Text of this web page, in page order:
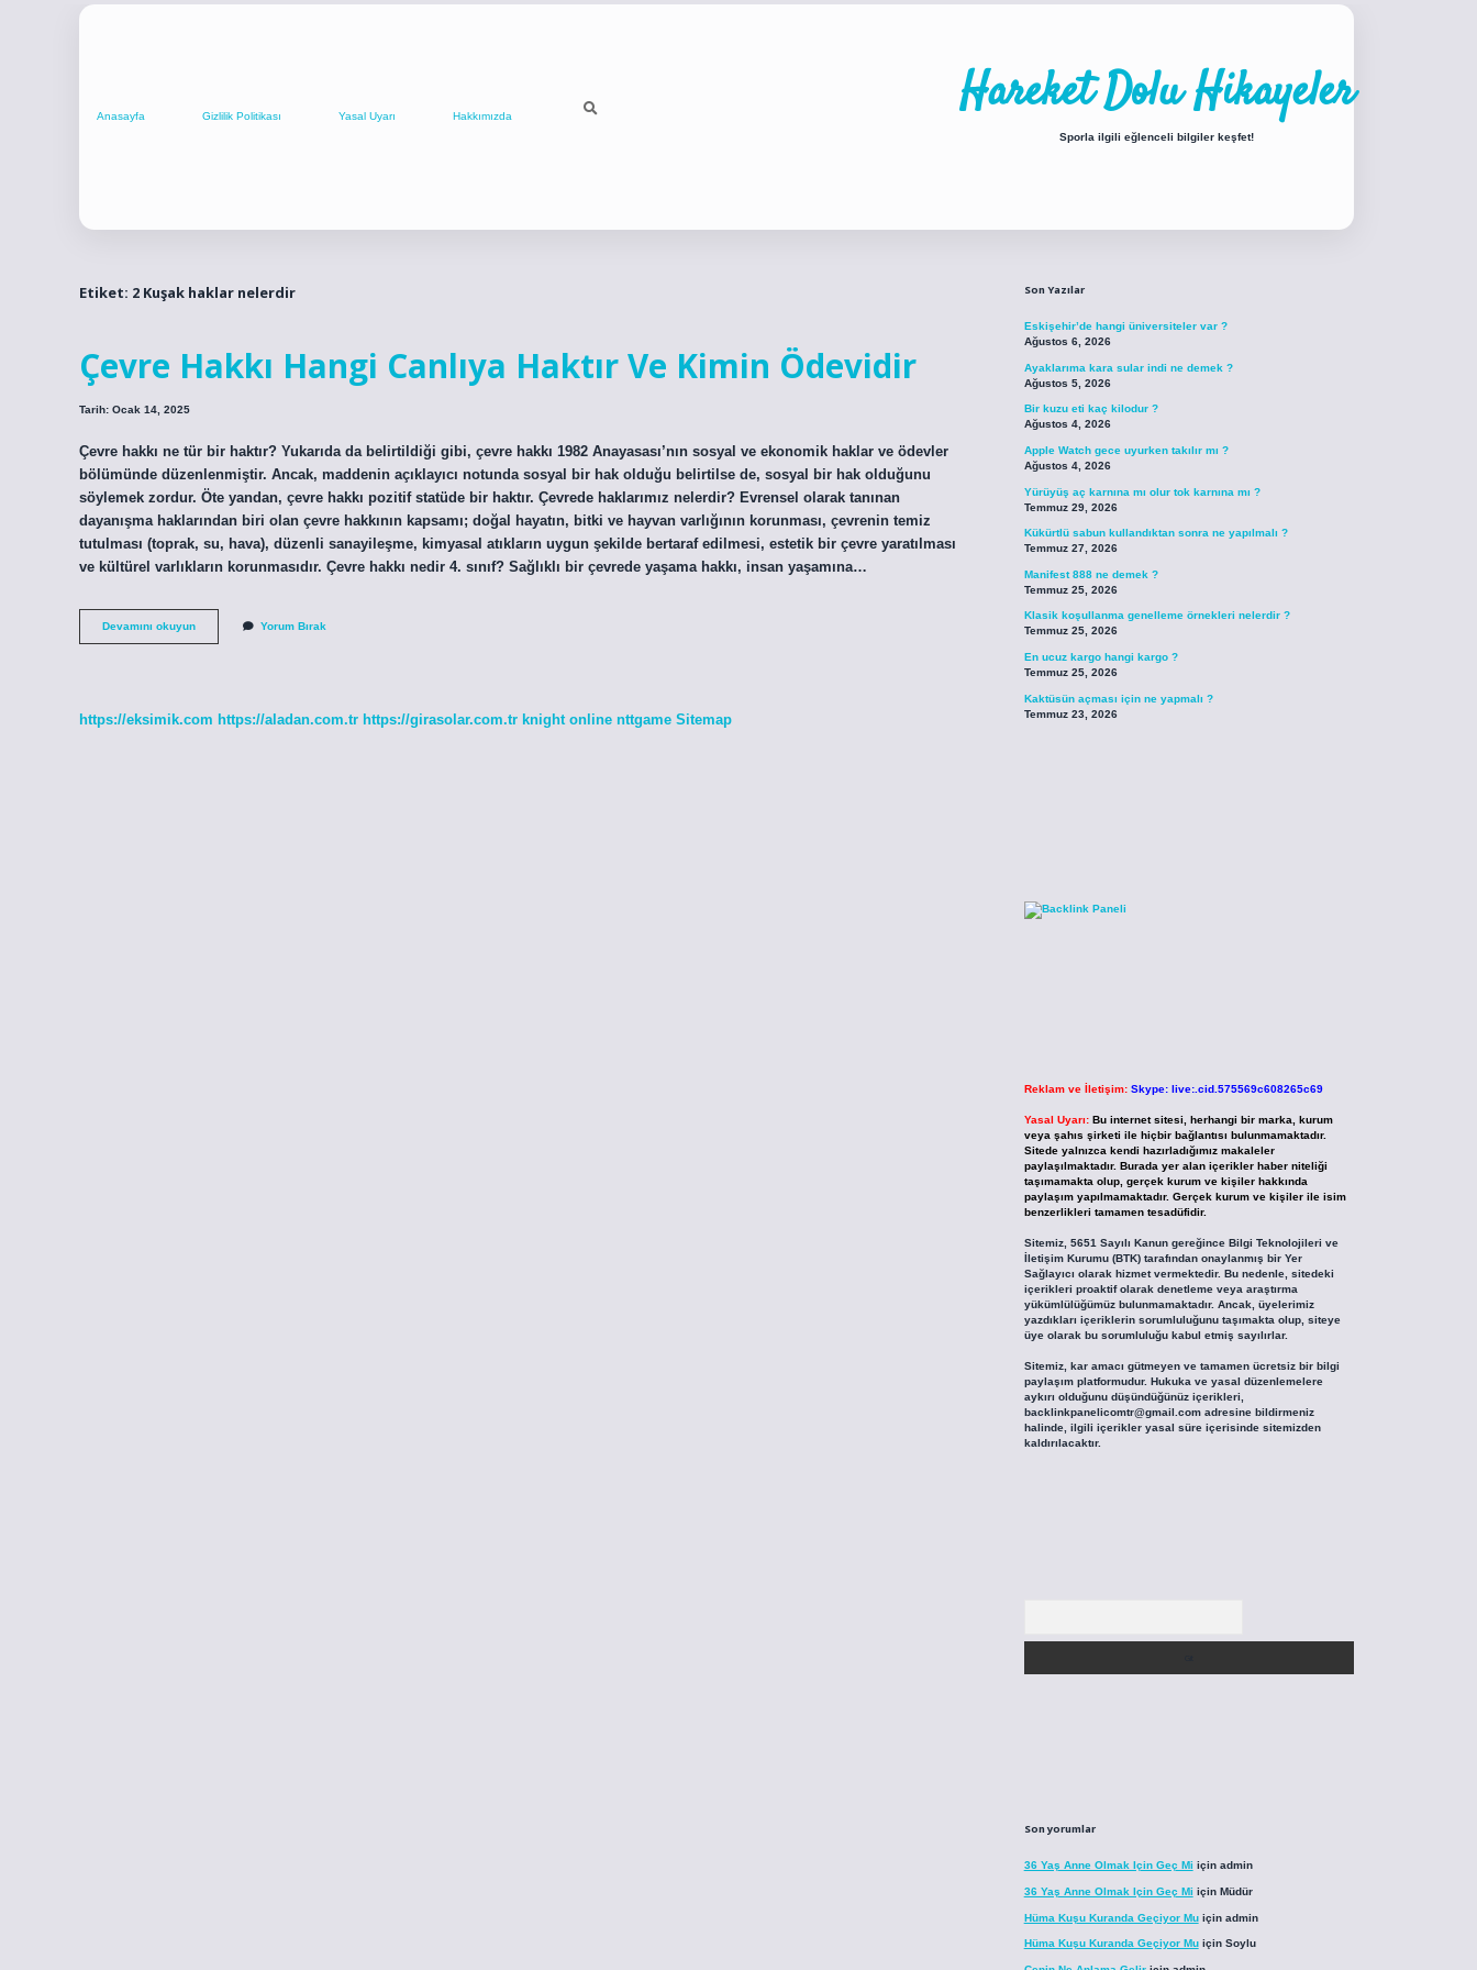
Anasayfa Gizlilik Politikası Yasal Uyarı Hakkımızda Hareket Dolu Hikayeler
Sporla ilgili eğlenceli bilgiler keşfet!
Etiket: 2 Kuşak haklar nelerdir
Çevre Hakkı Hangi Canlıya Haktır Ve Kimin Ödevidir
Tarih: Ocak 14, 2025
Çevre hakkı ne tür bir haktır? Yukarıda da belirtildiği gibi, çevre hakkı 1982 Anayasası’nın sosyal ve ekonomik haklar ve ödevler
bölümünde düzenlenmiştir. Ancak, maddenin açıklayıcı notunda sosyal bir hak olduğu belirtilse de, sosyal bir hak olduğunu
söylemek zordur. Öte yandan, çevre hakkı pozitif statüde bir haktır. Çevrede haklarımız nelerdir? Evrensel olarak tanınan
dayanışma haklarından biri olan çevre hakkının kapsamı; doğal hayatın, bitki ve hayvan varlığının korunması, çevrenin temiz
tutulması (toprak, su, hava), düzenli sanayileşme, kimyasal atıkların uygun şekilde bertaraf edilmesi, estetik bir çevre yaratılması
ve kültürel varlıkların korunmasıdır. Çevre hakkı nedir 4. sınıf? Sağlıklı bir çevrede yaşama hakkı, insan yaşamına…
Devamını okuyunÇevre
Hakkı
Kimin
Yorum Bırak
https://eksimik.com https://aladan.com.tr https://girasolar.com.tr knight online nttgame Sitemap
Son Yazılar
Eskişehir’de hangi üniversiteler var ?
Ağustos 6, 2026
Ayaklarıma kara sular indi ne demek ?
Ağustos 5, 2026
Bir kuzu eti kaç kilodur ?
Ağustos 4, 2026
Apple Watch gece uyurken takılır mı ?
Ağustos 4, 2026
Yürüyüş aç karnına mı olur tok karnına mı ?
Temmuz 29, 2026
Kükürtlü sabun kullandıktan sonra ne yapılmalı ?
Temmuz 27, 2026
Manifest 888 ne demek ?
Temmuz 25, 2026
Klasik koşullanma genelleme örnekleri nelerdir ?
Temmuz 25, 2026
En ucuz kargo hangi kargo ?
Temmuz 25, 2026
Kaktüsün açması için ne yapmalı ?
Temmuz 23, 2026
Reklam ve İletişim: Skype: live:.cid.575569c608265c69
Yasal Uyarı: Bu internet sitesi, herhangi bir marka, kurum
veya şahıs şirketi ile hiçbir bağlantısı bulunmamaktadır.
Sitede yalnızca kendi hazırladığımız makaleler
paylaşılmaktadır. Burada yer alan içerikler haber niteliği
taşımamakta olup, gerçek kurum ve kişiler hakkında
paylaşım yapılmamaktadır. Gerçek kurum ve kişiler ile isim
benzerlikleri tamamen tesadüfidir.
Sitemiz, 5651 Sayılı Kanun gereğince Bilgi Teknolojileri ve
İletişim Kurumu (BTK) tarafından onaylanmış bir Yer
Sağlayıcı olarak hizmet vermektedir. Bu nedenle, sitedeki
içerikleri proaktif olarak denetleme veya araştırma
yükümlülüğümüz bulunmamaktadır. Ancak, üyelerimiz
yazdıkları içeriklerin sorumluluğunu taşımakta olup, siteye
üye olarak bu sorumluluğu kabul etmiş sayılırlar.
Sitemiz, kar amacı gütmeyen ve tamamen ücretsiz bir bilgi
paylaşım platformudur. Hukuka ve yasal düzenlemelere
aykırı olduğunu düşündüğünüz içerikleri,
backlinkpanelicomtr@gmail.comadresine bildirmeniz
halinde, ilgili içerikler yasal süre içerisinde sitemizden
kaldırılacaktır.
Son yorumlar
36 Yaş Anne Olmak Için Geç Mi için admin
36 Yaş Anne Olmak Için Geç Mi için Müdür
Hüma Kuşu Kuranda Geçiyor Muiçin admin
Hüma Kuşu Kuranda Geçiyor Muiçin Soylu